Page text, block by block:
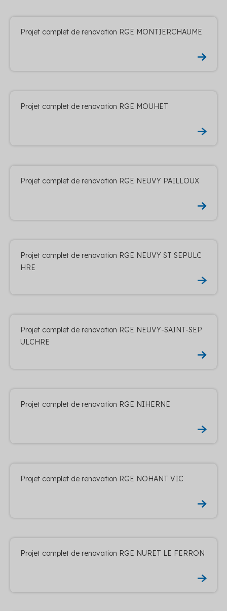
Projet complet de renovation RGE MONTIERCHAUME
Projet complet de renovation RGE MOUHET
Projet complet de renovation RGE NEUVY PAILLOUX
Projet complet de renovation RGE NEUVY ST SEPULC
HRE
Projet complet de renovation RGE NEUVY-SAINT-SEP
ULCHRE
Projet complet de renovation RGE NIHERNE
Projet complet de renovation RGE NOHANT VIC
Projet complet de renovation RGE NURET LE FERRON